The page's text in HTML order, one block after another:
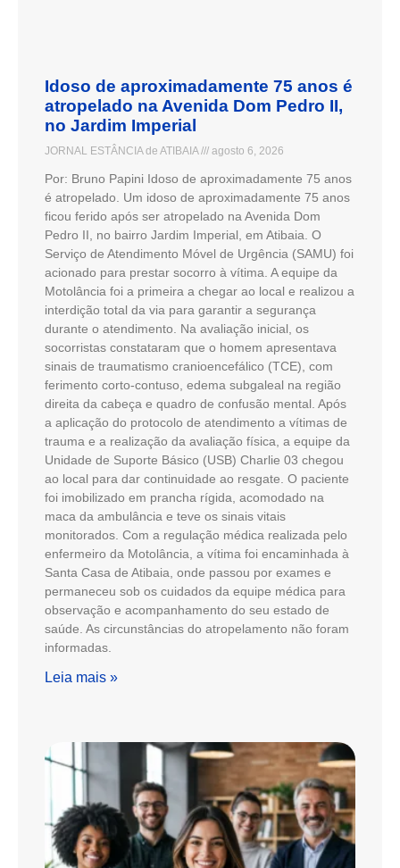
Idoso de aproximadamente 75 anos é
atropelado na Avenida Dom Pedro II,
no Jardim Imperial
JORNAL ESTÂNCIA de ATIBAIA agosto 6, 2026
Por: Bruno Papini Idoso de aproximadamente 75 anos
é atropelado. Um idoso de aproximadamente 75 anos
ficou ferido após ser atropelado na Avenida Dom
Pedro II, no bairro Jardim Imperial, em Atibaia. O
Serviço de Atendimento Móvel de Urgência (SAMU) foi
acionado para prestar socorro à vítima. A equipe da
Motolância foi a primeira a chegar ao local e realizou a
interdição total da via para garantir a segurança
durante o atendimento. Na avaliação inicial, os
socorristas constataram que o homem apresentava
sinais de traumatismo cranioencefálico (TCE), com
ferimento corto-contuso, edema subgaleal na região
direita da cabeça e quadro de confusão mental. Após
a aplicação do protocolo de atendimento a vítimas de
trauma e a realização da avaliação física, a equipe da
Unidade de Suporte Básico (USB) Charlie 03 chegou
ao local para dar continuidade ao resgate. O paciente
foi imobilizado em prancha rígida, acomodado na
maca da ambulância e teve os sinais vitais
monitorados. Com a regulação médica realizada pelo
enfermeiro da Motolância, a vítima foi encaminhada à
Santa Casa de Atibaia, onde passou por exames e
permaneceu sob os cuidados da equipe médica para
observação e acompanhamento do seu estado de
saúde. As circunstâncias do atropelamento não foram
informadas.
Leia mais »